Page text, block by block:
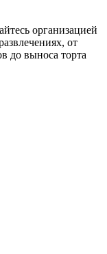
организацией
от
до выноса торта